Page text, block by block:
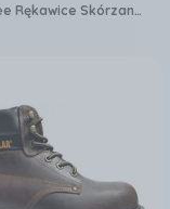
Milwaukee Rękawice Skórzane Hybrydowe L/9